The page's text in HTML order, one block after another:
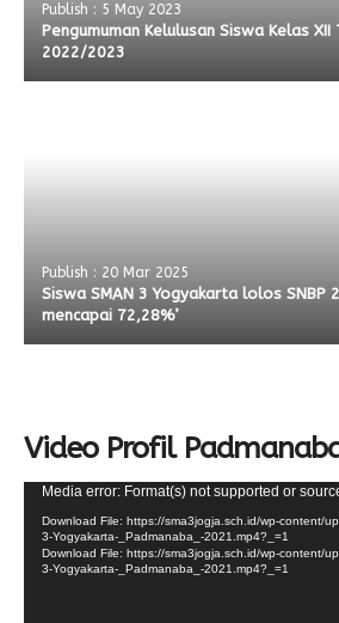
Publish : 5 May 2023
Pengumuman Kelulusan Siswa Kelas XII
2022/2023
Publish : 20 Mar 2025
Siswa SMAN 3 Yogyakarta lolos SNBP
mencapai 72,28%’
Video Profil
Video
Player
Media error: Format(s) not supported or
Download File: https://sma3jogja.sch.id/wp-content/
3-Yogyakarta-_Padmanaba_-2021.mp4?_=1
Download File: https://sma3jogja.sch.id/wp-content/
3-Yogyakarta-_Padmanaba_-2021.mp4?_=1